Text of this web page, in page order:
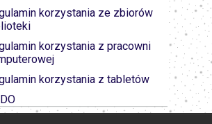
korzystania ze zbiorów
korzystania z pracowni
korzystania z tabletów